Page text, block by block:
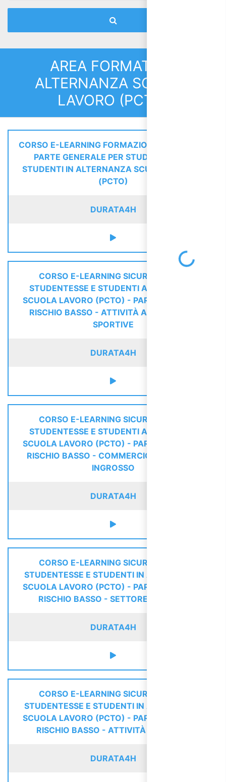
AREA FORMATIVA:
ALTERNANZA SCUOLA
LAVORO (PCTO)
CORSO E-LEARNING FORMAZIONE SICUREZZA
PARTE GENERALE PER STUDENTESSE E
STUDENTI IN ALTERNANZA SCUOLA LAVORO
(PCTO)
DURATA4H
CORSO E-LEARNING SICUREZZA PER
STUDENTESSE E STUDENTI ALTERNANZA
SCUOLA LAVORO (PCTO) - PARTE SPECIFICA
RISCHIO BASSO - ATTIVITÀ ARTISTICHE E
SPORTIVE
DURATA4H
CORSO E-LEARNING SICUREZZA PER
STUDENTESSE E STUDENTI ALTERNANZA
SCUOLA LAVORO (PCTO) - PARTE SPECIFICA
RISCHIO BASSO - COMMERCIO DETTAGLIO
INGROSSO
DURATA4H
CORSO E-LEARNING SICUREZZA PER
STUDENTESSE E STUDENTI IN ALTERNANZA
SCUOLA LAVORO (PCTO) - PARTE SPECIFICA
RISCHIO BASSO - SETTORE TURISMO
DURATA4H
CORSO E-LEARNING SICUREZZA PER
STUDENTESSE E STUDENTI IN ALTERNANZA
SCUOLA LAVORO (PCTO) - PARTE SPECIFICA
RISCHIO BASSO - ATTIVITÀ DI UFFICIO
DURATA4H
Loading...